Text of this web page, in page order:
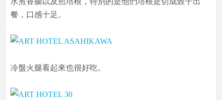
餐，口感十足。
冷盤火腿看起來也很好吃。